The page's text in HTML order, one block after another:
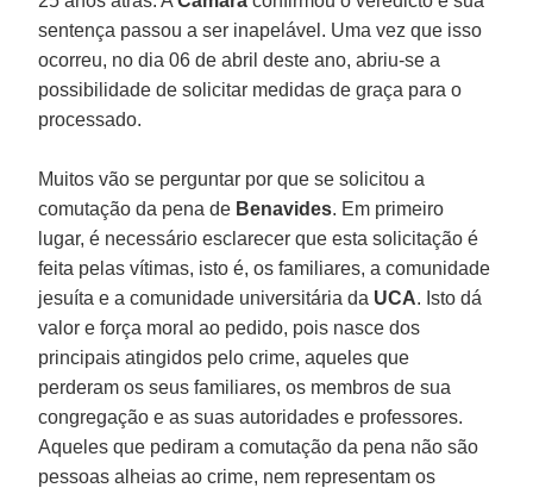
sentença passou a ser inapelável. Uma vez que isso
ocorreu, no dia 06 de abril deste ano, abriu-se a
possibilidade de solicitar medidas de graça para o
processado.
Muitos vão se perguntar por que se solicitou a
comutação da pena de Benavides. Em primeiro
lugar, é necessário esclarecer que esta solicitação é
feita pelas vítimas, isto é, os familiares, a comunidade
jesuíta e a comunidade universitária da UCA. Isto dá
valor e força moral ao pedido, pois nasce dos
principais atingidos pelo crime, aqueles que
perderam os seus familiares, os membros de sua
congregação e as suas autoridades e professores.
Aqueles que pediram a comutação da pena não são
pessoas alheias ao crime, nem representam os